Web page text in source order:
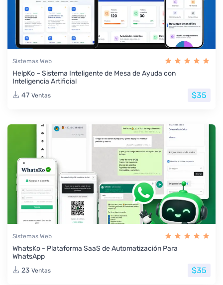
Sistemas Web
HelpKo – Sistema Inteligente de Mesa de Ayuda con
Inteligencia Artificial
47 Ventas $35
Sistemas Web
WhatsKo - Plataforma SaaS de Automatización Para
WhatsApp
23 Ventas $35